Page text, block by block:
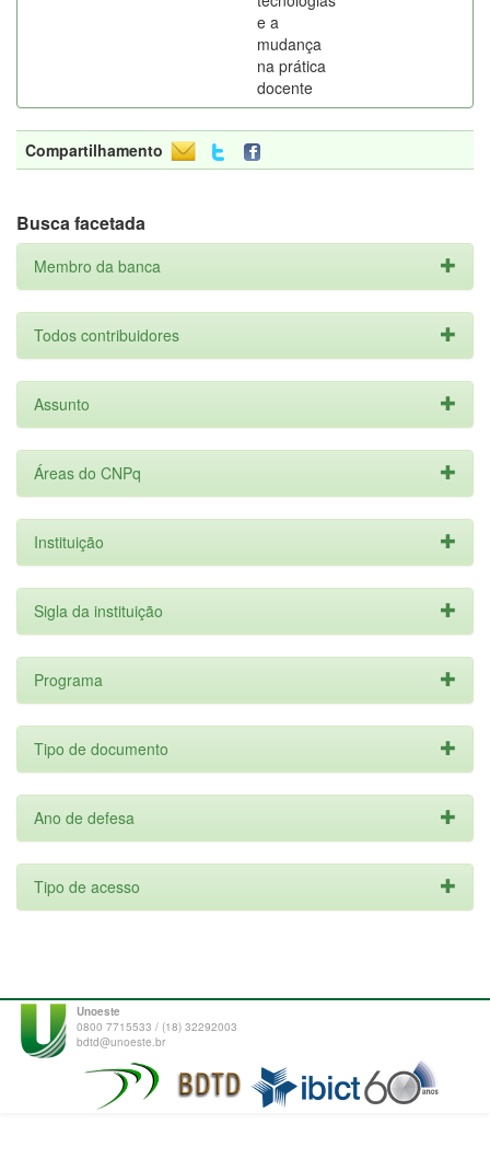
e a
mudança
na prática
docente
Compartilhamento
Busca facetada
Membro da banca
Todos contribuidores
Assunto
Áreas do CNPq
Instituição
Sigla da instituição
Programa
Tipo de documento
Ano de defesa
Tipo de acesso
Unoeste
0800 7715533 / (18) 32292003
bdtd@unoeste.br